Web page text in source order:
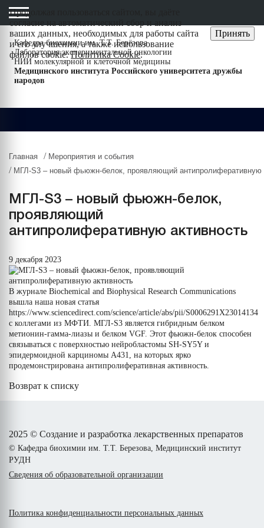
Кафедра биохимии им. Т.Т. Берёзова
Лаборатория экспериментальной онкологии
НИИ молекулярной и клеточной медицины
Медицинского института Российского университета дружбы
народов
Главная / Мероприятия и события
/ МГЛ-S3 – новый фьюжн-белок, проявляющий антипролиферативную
МГЛ-S3 – новый фьюжн-белок,
проявляющий
антипролиферативную активность
9 декабря 2023
В журнале Biochemical and Biophysical Research Communications
вышла наша новая статья
https://www.sciencedirect.com/science/article/abs/pii/S0006291X23014134
с коллегами из МФТИ. МГЛ-S3 является гибридным белком
метионин-гамма-лиазы и белком VGF. Этот фьюжн-белок способен
связываться с поверхностью нейробластомы SH-SY5Y и
эпидермоидной карциномы А431, на которых ярко
продемонстрирована антипролиферативная активность.
Возврат к списку
2025 © Создание и разработка лекарственных препаратов
© Кафедра биохимии им. Т.Т. Березова, Медицинский институт
РУДН
Сведения об образовательной организации
Политика конфиденциальности персональных данных
Продолжая пользоваться сайтом, вы даёте
ваших данных, необходимых для работы сайта
и его улучшения, а также использование
файлов cookie.Политика Cookie.
Принять